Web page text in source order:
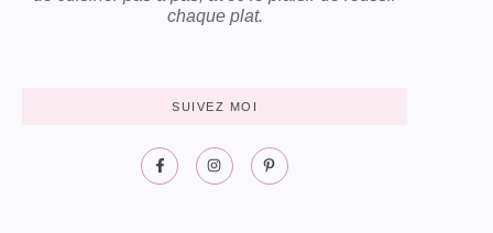
chaque plat.
SUIVEZ MOI